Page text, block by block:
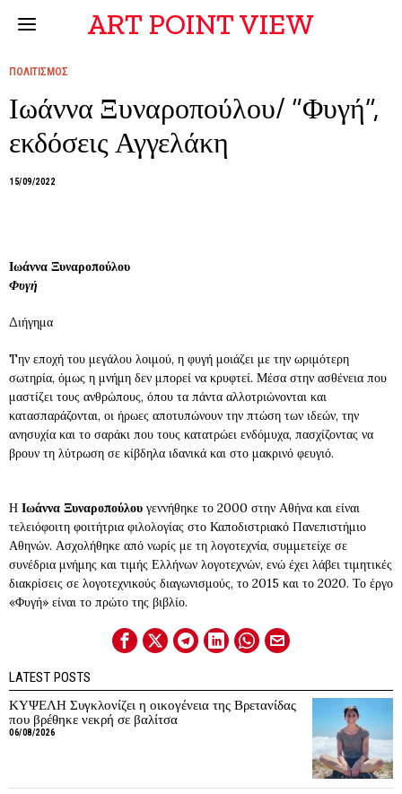
ART POINT VIEW
ΠΟΛΙΤΙΣΜΟΣ
Ιωάννα Ξυναροπούλου/ “Φυγή”,
εκδόσεις Αγγελάκη
15/09/2022
Ιωάννα Ξυναροπούλου
Φυγή
Διήγημα
Tην εποχή του μεγάλου λοιμού, η φυγή μοιάζει με την ωριμότερη
σωτηρία, όμως η μνήμη δεν μπορεί να κρυφτεί. Μέσα στην ασθένεια που
μαστίζει τους ανθρώπους, όπου τα πάντα αλλοτριώνονται και
κατασπαράζονται, οι ήρωες αποτυπώνουν την πτώση των ιδεών, την
ανησυχία και το σαράκι που τους κατατρώει ενδόμυχα, πασχίζοντας να
βρουν τη λύτρωση σε κίβδηλα ιδανικά και στο μακρινό φευγιό.
Η Ιωάννα Ξυναροπούλου γεννήθηκε το 2000 στην Αθήνα και είναι
τελειόφοιτη φοιτήτρια φιλολογίας στο Καποδιστριακό Πανεπιστήμιο
Αθηνών. Ασχολήθηκε από νωρίς με τη λογοτεχνία, συμμετείχε σε
συνέδρια μνήμης και τιμής Ελλήνων λογοτεχνών, ενώ έχει λάβει τιμητικές
διακρίσεις σε λογοτεχνικούς διαγωνισμούς, το 2015 και το 2020. Το έργο
«Φυγή» είναι το πρώτο της βιβλίο.
LATEST POSTS
ΚΥΨΕΛΗ Συγκλονίζει η οικογένεια της Βρετανίδας
που βρέθηκε νεκρή σε βαλίτσα
06/08/2026